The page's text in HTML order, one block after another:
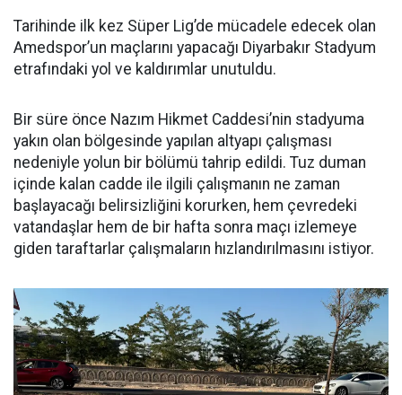
Tarihinde ilk kez Süper Lig’de mücadele edecek olan
Amedspor’un maçlarını yapacağı Diyarbakır Stadyum
etrafındaki yol ve kaldırımlar unutuldu.
Bir süre önce Nazım Hikmet Caddesi’nin stadyuma
yakın olan bölgesinde yapılan altyapı çalışması
nedeniyle yolun bir bölümü tahrip edildi. Tuz duman
içinde kalan cadde ile ilgili çalışmanın ne zaman
başlayacağı belirsizliğini korurken, hem çevredeki
vatandaşlar hem de bir hafta sonra maçı izlemeye
giden taraftarlar çalışmaların hızlandırılmasını istiyor.